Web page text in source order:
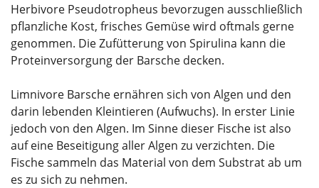
Herbivore Pseudotropheus bevorzugen ausschließlich
pflanzliche Kost, frisches Gemüse wird oftmals gerne
genommen. Die Zufütterung von Spirulina kann die
Proteinversorgung der Barsche decken.
Limnivore Barsche ernähren sich von Algen und den
darin lebenden Kleintieren (Aufwuchs). In erster Linie
jedoch von den Algen. Im Sinne dieser Fische ist also
auf eine Beseitigung aller Algen zu verzichten. Die
Fische sammeln das Material von dem Substrat ab um
es zu sich zu nehmen.